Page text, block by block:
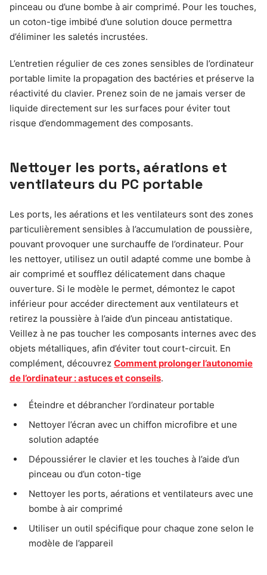
pinceau ou d’une bombe à air comprimé. Pour les touches,
un coton-tige imbibé d’une solution douce permettra
d’éliminer les saletés incrustées.
L’entretien régulier de ces zones sensibles de l’ordinateur
portable limite la propagation des bactéries et préserve la
réactivité du clavier. Prenez soin de ne jamais verser de
liquide directement sur les surfaces pour éviter tout
risque d’endommagement des composants.
Nettoyer les ports, aérations et
ventilateurs du PC portable
Les ports, les aérations et les ventilateurs sont des zones
particulièrement sensibles à l’accumulation de poussière,
pouvant provoquer une surchauffe de l’ordinateur. Pour
les nettoyer, utilisez un outil adapté comme une bombe à
air comprimé et soufflez délicatement dans chaque
ouverture. Si le modèle le permet, démontez le capot
inférieur pour accéder directement aux ventilateurs et
retirez la poussière à l’aide d’un pinceau antistatique.
Veillez à ne pas toucher les composants internes avec des
objets métalliques, afin d’éviter tout court-circuit. En
complément, découvrez Comment prolonger l’autonomie
de l’ordinateur : astuces et conseils.
Éteindre et débrancher l’ordinateur portable
Nettoyer l’écran avec un chiffon microfibre et une
solution adaptée
Dépoussiérer le clavier et les touches à l’aide d’un
pinceau ou d’un coton-tige
Nettoyer les ports, aérations et ventilateurs avec une
bombe à air comprimé
Utiliser un outil spécifique pour chaque zone selon le
modèle de l’appareil